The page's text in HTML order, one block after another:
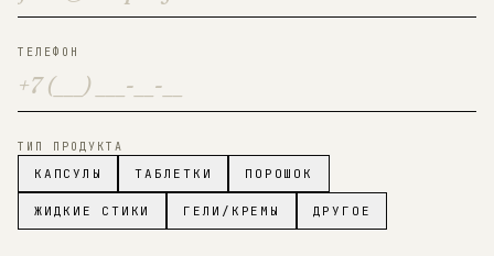
ТЕЛЕФОН
ТИП ПРОДУКТА
КАПСУЛЫ ТАБЛЕТКИ ПОРОШОК
ЖИДКИЕ СТИКИ ГЕЛИ/КРЕМЫ ДРУГОЕ